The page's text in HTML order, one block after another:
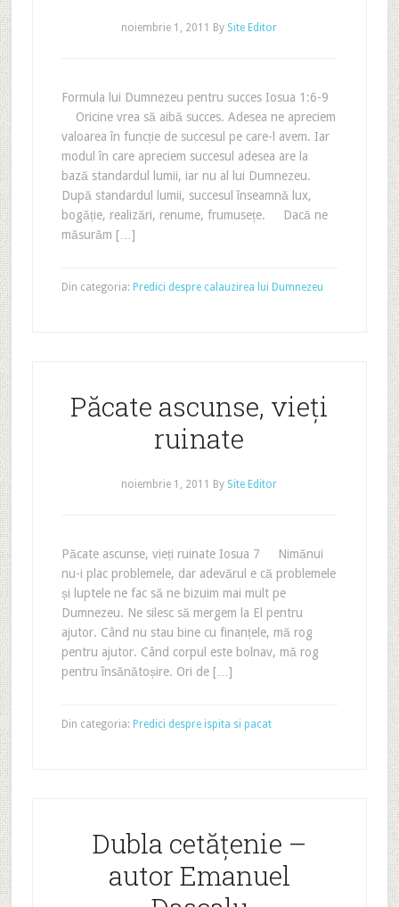
noiembrie 1, 2011 By Site Editor
Formula lui Dumnezeu pentru succes Iosua 1:6-9
Oricine vrea să aibă succes. Adesea ne apreciem
valoarea în funcție de succesul pe care-l avem. Iar
modul în care apreciem succesul adesea are la
bază standardul lumii, iar nu al lui Dumnezeu.
După standardul lumii, succesul înseamnă lux,
bogăție, realizări, renume, frumusețe. Dacă ne
măsurăm […]
Din categoria: Predici despre calauzirea lui Dumnezeu
Păcate ascunse, vieți
ruinate
noiembrie 1, 2011 By Site Editor
Păcate ascunse, vieți ruinate Iosua 7 Nimănui
nu-i plac problemele, dar adevărul e că problemele
și luptele ne fac să ne bizuim mai mult pe
Dumnezeu. Ne silesc să mergem la El pentru
ajutor. Când nu stau bine cu finanțele, mă rog
pentru ajutor. Când corpul este bolnav, mă rog
pentru însănătoșire. Ori de […]
Din categoria: Predici despre ispita si pacat
Dubla cetățenie –
autor Emanuel